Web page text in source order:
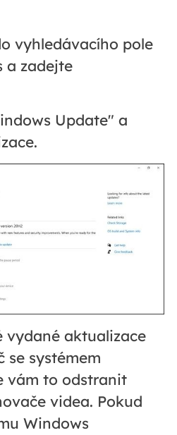
vyhledávacího pole
a zadejte
Update" a
vydané aktualizace
se systémem
vám to odstranit
videa. Pokud
Windows